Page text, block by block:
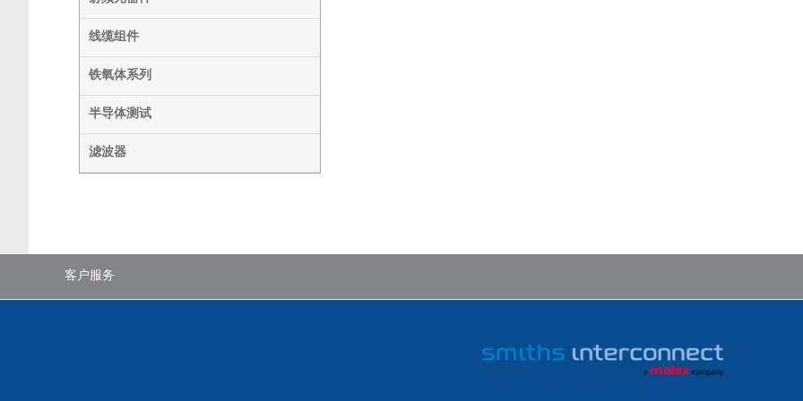
线缆组件
铁氧体系列
半导体测试
滤波器
客户服务